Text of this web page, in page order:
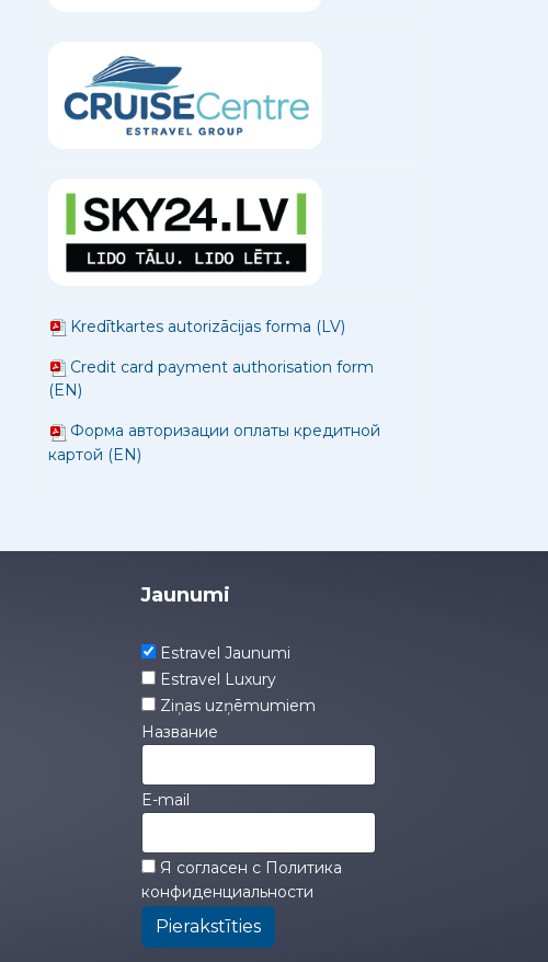
Kredītkartes autorizācijas forma (LV)
Credit card payment authorisation form
(EN)
Форма авторизации оплаты кредитной
картой (EN)
Jaunumi
Estravel Jaunumi
Estravel Luxury
Ziņas uzņēmumiem
Название
E-mail
Я согласен с Политика
конфиденциальности
Pierakstīties